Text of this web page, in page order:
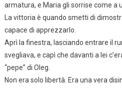
armatura, e Maria gli sorrise come a
La vittoria è quando smetti di
capace di apprezzarlo.
Aprì la finestra, lasciando entrare il
svegliava, e capì che davanti a lei
“pepe” di Oleg.
Non era solo libertà. Era una vera